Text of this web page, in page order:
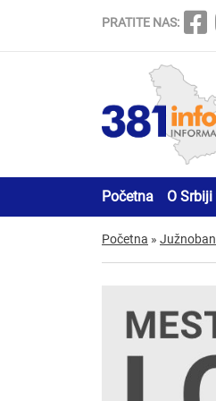
PRATITE NAS:
Početna O Srbiji
Početna »